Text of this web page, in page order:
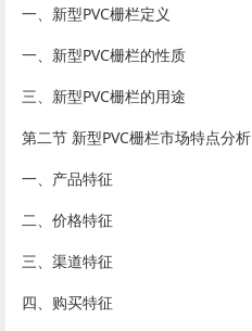
一、新型PVC栅栏定义
一、新型PVC栅栏的性质
三、新型PVC栅栏的用途
第二节 新型PVC栅栏市场特点分析
一、产品特征
二、价格特征
三、渠道特征
四、购买特征